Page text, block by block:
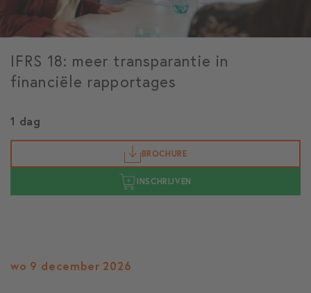
IFRS 18: meer transparantie in
financiële rapportages
1 dag
BROCHURE
INSCHRIJVEN
wo 9 december 2026